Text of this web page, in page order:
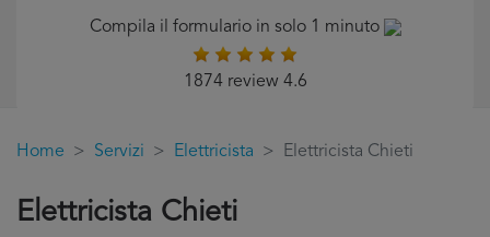
Compila il formulario in solo 1 minuto
1874 review 4.6
Home Servizi Elettricista Elettricista Chieti
Elettricista Chieti